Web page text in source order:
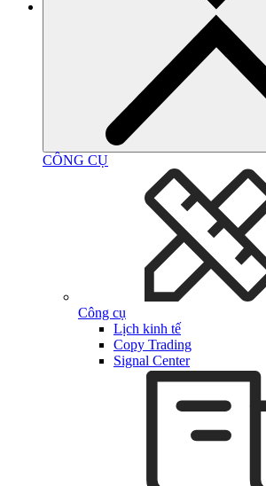
CÔNG CỤ
Công cụ
Lịch kinh tế
Copy Trading
Signal Center